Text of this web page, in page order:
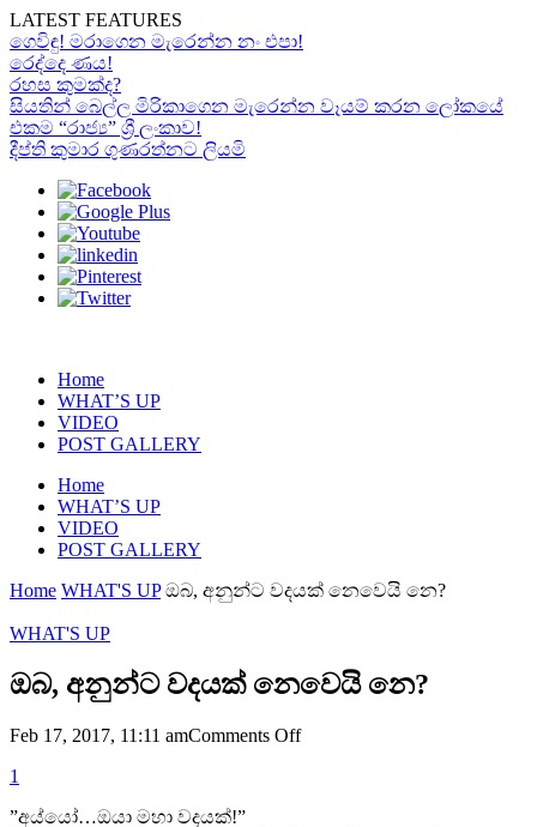
LATEST FEATURES
ගෙවිඳු! මරාගෙන මැරෙන්න නං එපා!
රෙද්දෙ ණය!
රහස කුමක්ද?
සියතින් බෙල්ල මිරිකාගෙන මැරෙන්න වෑයම් කරන ලෝකයේ
එකම “රාජ්‍ය” ශ්‍රී ලංකාව!
දීප්ති කුමාර ගුණරත්නට ලියමි
Home
WHAT’S UP
VIDEO
POST GALLERY
Home
WHAT’S UP
VIDEO
POST GALLERY
Home WHAT'S UP ඔබ, අනුන්ට වදයක් නෙවෙයි නෙ?
WHAT'S UP
ඔබ, අනුන්ට වදයක් නෙවෙයි නෙ?
Feb 17, 2017, 11:11 amComments Offon
1
”අය්යෝ…ඔයා මහා වදයක්!”